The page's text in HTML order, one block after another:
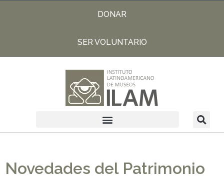
DONAR
SER VOLUNTARIO
Novedades del Patrimonio